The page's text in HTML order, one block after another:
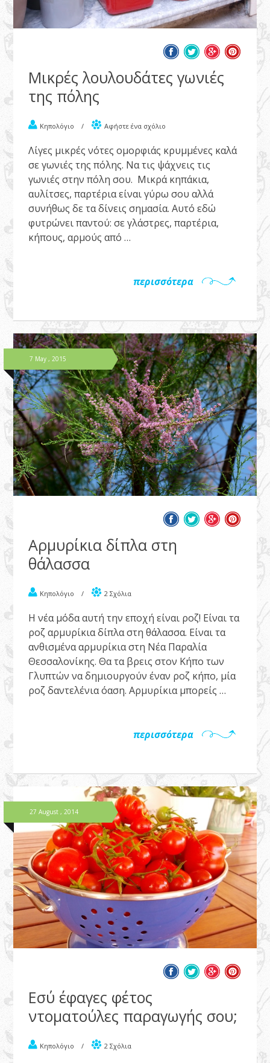
Μικρές λουλουδάτες γωνιές
της πόλης
Κηπολόγιο / Αφήστε ένα σχόλιο
Λίγες μικρές νότες ομορφιάς κρυμμένες καλά
σε γωνιές της πόλης. Να τις ψάχνεις τις
γωνιές στην πόλη σου. Μικρά κηπάκια,
αυλίτσες, παρτέρια είναι γύρω σου αλλά
συνήθως δε τα δίνεις σημασία. Αυτό εδώ
φυτρώνει παντού: σε γλάστρες, παρτέρια,
κήπους, αρμούς από …
περισσότερα
7 May , 2015
Αρμυρίκια δίπλα στη
θάλασσα
Κηπολόγιο / 2 Σχόλια
Η νέα μόδα αυτή την εποχή είναι ροζ! Είναι τα
ροζ αρμυρίκια δίπλα στη θάλασσα. Είναι τα
ανθισμένα αρμυρίκια στη Νέα Παραλία
Θεσσαλονίκης. Θα τα βρεις στον Κήπο των
Γλυπτών να δημιουργούν έναν ροζ κήπο, μία
ροζ δαντελένια όαση. Αρμυρίκια μπορείς …
περισσότερα
27 August , 2014
Εσύ έφαγες φέτος
ντοματούλες παραγωγής σου;
Κηπολόγιο / 2 Σχόλια